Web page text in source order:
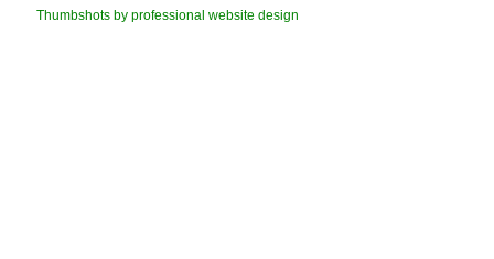
Thumbshots by professional website design